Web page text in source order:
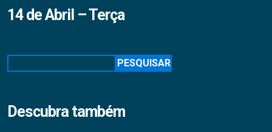
14 de Abril – Terça
PESQUISAR
Descubra também